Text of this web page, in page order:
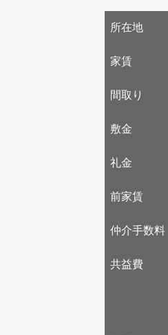
所在地
家賃
間取り
敷金
礼金
前家賃
仲介手数料
共益費